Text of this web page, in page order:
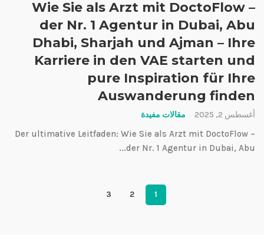
Wie Sie als Arzt mit DoctoFlow –
der Nr. 1 Agentur in Dubai, Abu
Dhabi, Sharjah und Ajman – Ihre
Karriere in den VAE starten und
pure Inspiration für Ihre
Auswanderung finden
أغسطس 2, 2025 مقالات مفيدة
Der ultimative Leitfaden: Wie Sie als Arzt mit DoctoFlow –
der Nr. 1 Agentur in Dubai, Abu...
1
2
3